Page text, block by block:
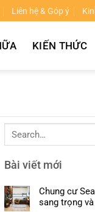
Liên hệ & Góp ý
KIẾN THỨC
Bài viết mới
Chung cư
sang trọng